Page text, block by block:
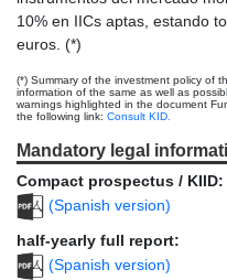
10% en IICs aptas, estando
euros. (*)
(*) Summary of the investment policy of
information of the same as well as
warnings highlighted in the document
the following link: Consult KID.
Mandatory legal
Compact prospectus / KIID:
(Spanish version)
half-yearly full report:
(Spanish version)